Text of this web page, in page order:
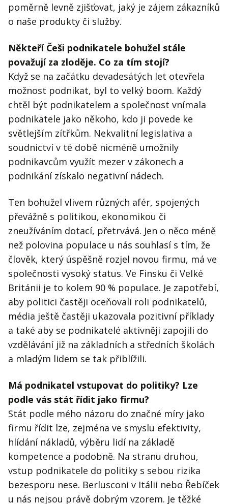
poměrně levně zjišťovat, jaký je zájem zákazníků
o naše produkty či služby.
Někteří Češi podnikatele bohužel stále
považují za zloděje. Co za tím stojí?
Když se na začátku devadesátých let otevřela
možnost podnikat, byl to velký boom. Každý
chtěl být podnikatelem a společnost vnímala
podnikatele jako někoho, kdo ji povede ke
světlejším zítřkům. Nekvalitní legislativa a
soudnictví v té době nicméně umožnily
podnikavcům využít mezer v zákonech a
podnikání získalo negativní nádech.
Ten bohužel vlivem různých afér, spojených
převážně s politikou, ekonomikou či
zneužíváním dotací, přetrvává. Jen o něco méně
než polovina populace u nás souhlasí s tím, že
člověk, který úspěšně rozjel novou firmu, má ve
společnosti vysoký status. Ve Finsku či Velké
Británii je to kolem 90 % populace. Je zapotřebí,
aby politici častěji oceňovali roli podnikatelů,
média ještě častěji ukazovala pozitivní příklady
a také aby se podnikatelé aktivněji zapojili do
vzdělávání již na základních a středních školách
a mladým lidem se tak přiblížili.
Má podnikatel vstupovat do politiky? Lze
podle vás stát řídit jako firmu?
Stát podle mého názoru do značné míry jako
firmu řídit lze, zejména ve smyslu efektivity,
hlídání nákladů, výběru lidí na základě
kompetence a podobně. Na stranu druhou,
vstup podnikatele do politiky s sebou rizika
bezesporu nese. Berlusconi v Itálii nebo Řebíček
u nás nejsou právě dobrým vzorem. Je těžké